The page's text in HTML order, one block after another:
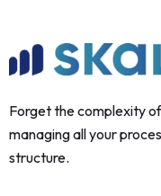
Forget the complexity
managing all your
structure.